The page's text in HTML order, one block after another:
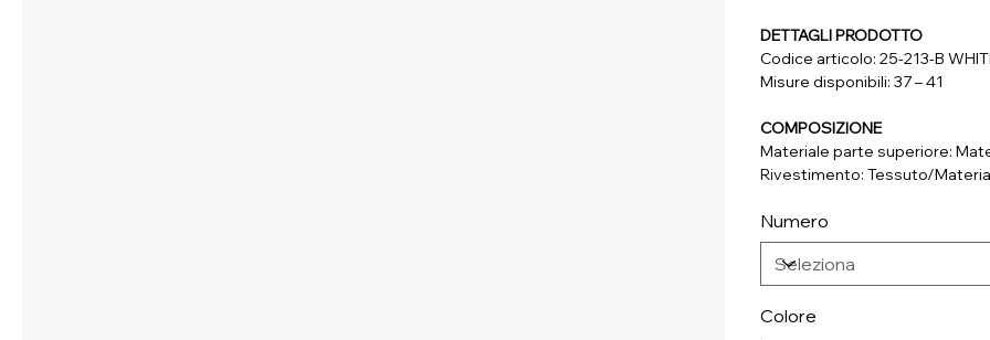
DETTAGLI PRODOTTO
Codice articolo: 25-213-B
Misure disponibili: 37 – 41
COMPOSIZIONE
Materiale parte superiore:
Rivestimento: Tessuto/
Suola: Materiale Sintetico
Numero
Colore